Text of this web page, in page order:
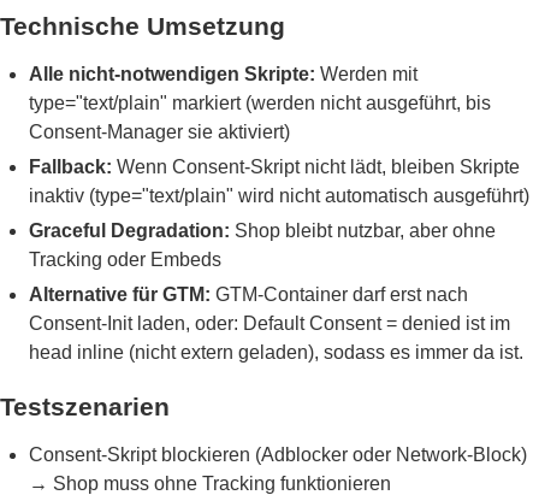
Technische Umsetzung
Alle nicht-notwendigen Skripte: Werden mit
type="text/plain" markiert (werden nicht ausgeführt, bis
Consent-Manager sie aktiviert)
Fallback: Wenn Consent-Skript nicht lädt, bleiben Skripte
inaktiv (type="text/plain" wird nicht automatisch ausgeführt)
Graceful Degradation: Shop bleibt nutzbar, aber ohne
Tracking oder Embeds
Alternative für GTM: GTM-Container darf erst nach
Consent-Init laden, oder: Default Consent = denied ist im
head inline (nicht extern geladen), sodass es immer da ist.
Testszenarien
Consent-Skript blockieren (Adblocker oder Network-Block)
→ Shop muss ohne Tracking funktionieren